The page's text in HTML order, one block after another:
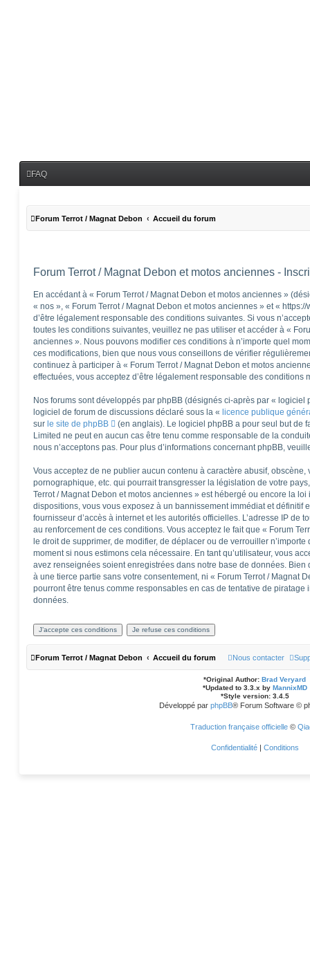
FAQ
Forum Terrot / Magnat Debon Accueil du forum
Forum Terrot / Magnat Debon et motos anciennes -
En accédant à « Forum Terrot / Magnat Debon et motos anciennes »
« nos », « Forum Terrot / Magnat Debon et motos anciennes » et «
d’être légalement responsable des conditions suivantes. Si vous
toutes les conditions suivantes, veuillez ne pas utiliser et accéder à «
anciennes ». Nous pouvons modifier ces conditions à n’importe quel
ces modifications, bien que nous vous conseillons de vérifier
continuez à participer à « Forum Terrot / Magnat Debon et motos
effectuées, vous acceptez d’être légalement responsable des conditions
Nos forums sont développés par phpBB (désignés ci-après par « logiciel
logiciel de forum de discussions déclaré sous la « licence publique
sur le site de phpBB
(en anglais). Le logiciel phpBB a pour seul but de
Limited ne peut en aucun cas être tenu comme responsable de la
nous n’acceptons pas. Pour plus d’informations concernant phpBB,
Vous acceptez de ne publier aucun contenu à caractère abusif,
pornographique, etc. qui pourrait transgresser la législation de votre
Terrot / Magnat Debon et motos anciennes » est hébergé ou encore la
dispositions, vous vous exposez à un bannissement immédiat et définitif
fournisseur d’accès à internet et les autorités officielles. L’adresse IP de
au renforcement de ces conditions. Vous acceptez le fait que « Forum
le droit de supprimer, de modifier, de déplacer ou de verrouiller
moment si nous estimons cela nécessaire. En tant qu’utilisateur, vous
avez renseignées soient enregistrées dans notre base de données.
à une tierce partie sans votre consentement, ni « Forum Terrot / Magnat
pourront être tenus comme responsables en cas de tentative de piratage
données.
Forum Terrot / Magnat Debon Accueil du forum Nous contacter
*Original Author: Brad Veryard
*Updated to 3.3.x by MannixMD
*Style version: 3.4.5
Développé par phpBB® Forum Software ©
Traduction française officielle©
Confidentialité Conditions